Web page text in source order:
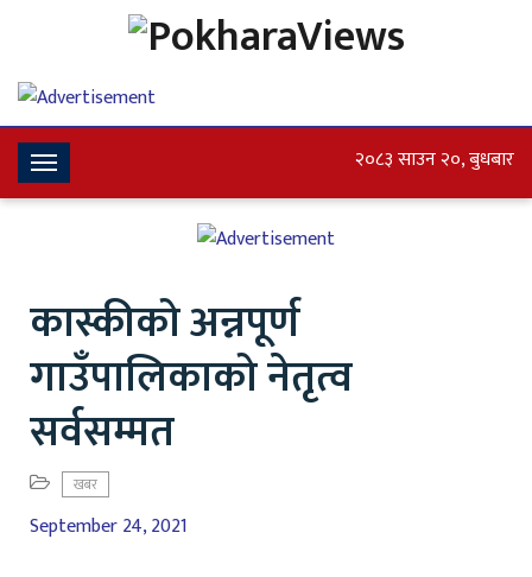
Toggle
Navigation
२०८३ साउन २०, बुधबार
कास्कीको अन्नपूर्ण
गाउँपालिकाको नेतृत्व
सर्वसम्मत
खबर
September 24, 2021